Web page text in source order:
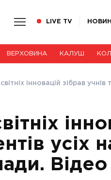
LIVE TV
ВЕРХОВИНА КАЛУШ
інновацій зібрав учнів
усіх
Відео